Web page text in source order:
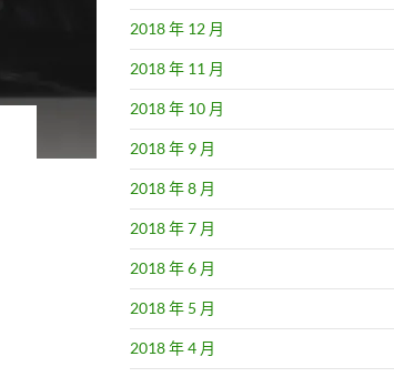
2018 年 12 月
2018 年 11 月
2018 年 10 月
2018 年 9 月
2018 年 8 月
2018 年 7 月
2018 年 6 月
2018 年 5 月
2018 年 4 月